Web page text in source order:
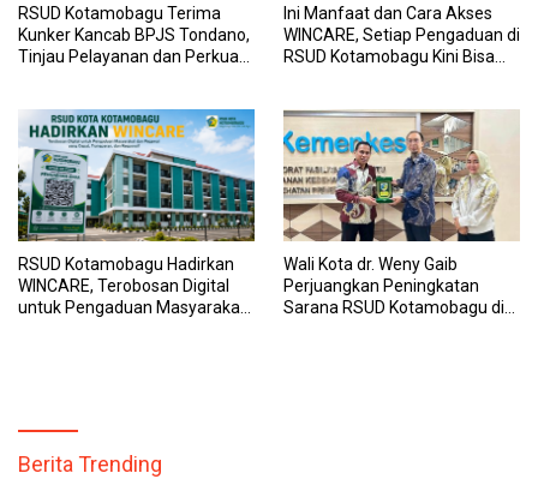
RSUD Kotamobagu Terima
Kunker Kancab BPJS Tondano,
Tinjau Pelayanan dan Perkuat
Ini Manfaat dan Cara Akses
WINCARE, Setiap Pengaduan di
RSUD Kotamobagu Kini Bisa
RSUD Kotamobagu Hadirkan
WINCARE, Terobosan Digital
untuk Pengaduan Masyarakat
Wali Kota dr. Weny Gaib
Perjuangkan Peningkatan
Sarana RSUD Kotamobagu di
Berita Trending